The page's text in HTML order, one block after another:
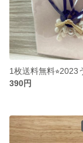
390円